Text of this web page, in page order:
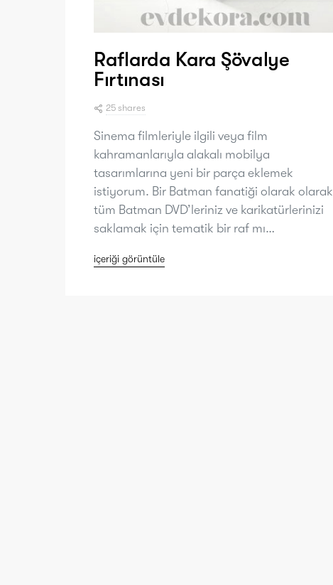
Raflarda Kara Şövalye
Fırtınası
25 shares
Sinema filmleriyle ilgili veya film
kahramanlarıyla alakalı mobilya
tasarımlarına yeni bir parça eklemek
istiyorum. Bir Batman fanatiği olarak olarak
tüm Batman DVD’leriniz ve karikatürlerinizi
saklamak için tematik bir raf mı…
içeriği görüntüle